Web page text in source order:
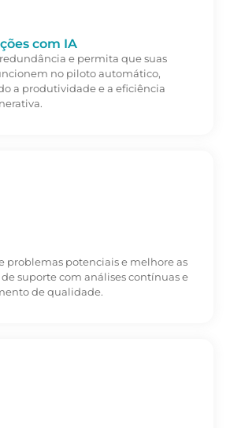
com IA
e permita que suas
no piloto automático,
a produtividade e a eficiência
problemas potenciais e melhore as
de suporte com análises contínuas e
de qualidade.